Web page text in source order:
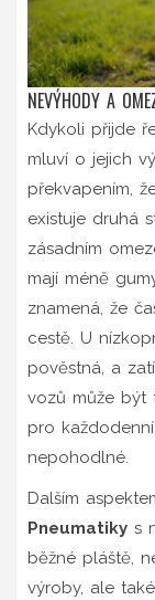
NEVÝHODY A
Kdykoli přijde
mluví o jejich
překvapením,
existuje druhá
zásadním
mají méně
znamená, že
cestě. U
pověstná, a
vozů může být
pro
nepohodlné.
Dalším
Pneumatiky s
běžné pláště,
výroby, ale